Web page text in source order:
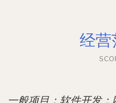
经营
一般项目：软件开发